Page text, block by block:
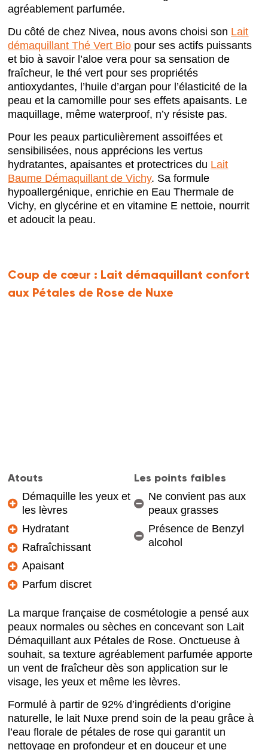
agréablement parfumée.
Du côté de chez Nivea, nous avons choisi son Lait
démaquillant Thé Vert Bio pour ses actifs puissants
et bio à savoir l’aloe vera pour sa sensation de
fraîcheur, le thé vert pour ses propriétés
antioxydantes, l’huile d’argan pour l’élasticité de la
peau et la camomille pour ses effets apaisants. Le
maquillage, même waterproof, n’y résiste pas.
Pour les peaux particulièrement assoiffées et
sensibilisées, nous apprécions les vertus
hydratantes, apaisantes et protectrices du Lait
Baume Démaquillant de Vichy. Sa formule
hypoallergénique, enrichie en Eau Thermale de
Vichy, en glycérine et en vitamine E nettoie, nourrit
et adoucit la peau.
Coup de cœur : Lait démaquillant confort
aux Pétales de Rose de Nuxe
Atouts
Démaquille les yeux et
les lèvres
Hydratant
Rafraîchissant
Apaisant
Parfum discret
Les points faibles
Ne convient pas aux
peaux grasses
Présence de Benzyl
alcohol
La marque française de cosmétologie a pensé aux
peaux normales ou sèches en concevant son Lait
Démaquillant aux Pétales de Rose. Onctueuse à
souhait, sa texture agréablement parfumée apporte
un vent de fraîcheur dès son application sur le
visage, les yeux et même les lèvres.
Formulé à partir de 92% d’ingrédients d’origine
naturelle, le lait Nuxe prend soin de la peau grâce à
l’eau florale de pétales de rose qui garantit un
nettoyage en profondeur et en douceur et une